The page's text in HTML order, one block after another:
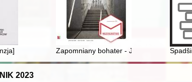
Archiwum Narodowego w Krakowie : wstępne
wyobrażeń zachodniosłowiańskich (na przykładzie
Zapomniany bohater - Jan Morawiński :
2023